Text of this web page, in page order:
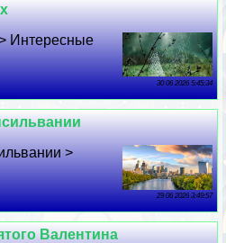
Интересные
30 06 2026 5:45:34
>
29 06 2026 3:49:57
Валентина